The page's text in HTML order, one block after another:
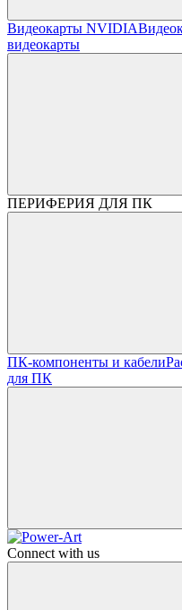
Видеокарты NVIDIA
видеокарты
ПЕРИФЕРИЯ ДЛЯ ПК
ПК-компоненты и кабели
для ПК
Connect with us